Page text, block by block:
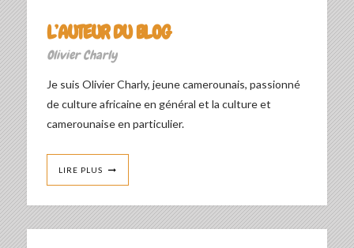
L’AUTEUR DU BLOG
Olivier Charly
Je suis Olivier Charly, jeune camerounais, passionné
de culture africaine en général et la culture et
camerounaise en particulier.
LIRE PLUS